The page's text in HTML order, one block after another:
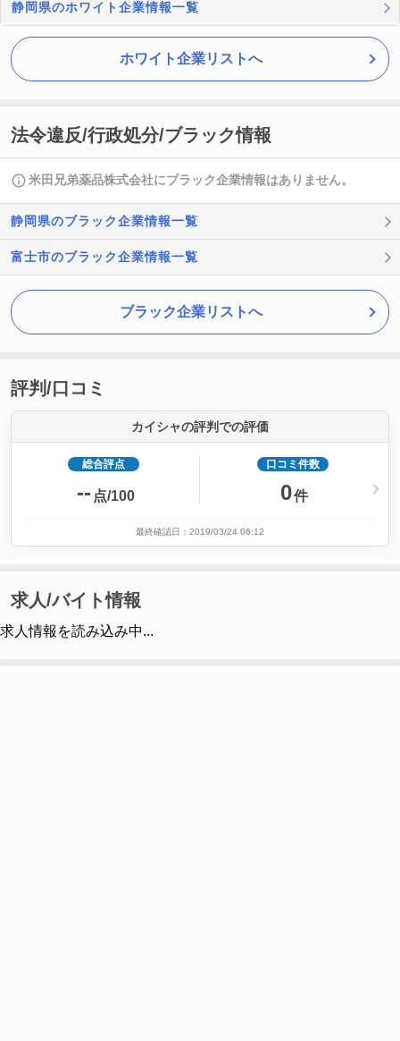
静岡県のホワイト企業情報一覧
ホワイト企業リストへ
法令違反/行政処分/ブラック情報
米田兄弟薬品株式会社にブラック企業情報はありません。
静岡県のブラック企業情報一覧
富士市のブラック企業情報一覧
ブラック企業リストへ
評判/口コミ
カイシャの評判での評価
総合評点
-- 点/100
口コミ件数
0件
最終確認日：2019/03/24 06:12
求人/バイト情報
求人情報を読み込み中...